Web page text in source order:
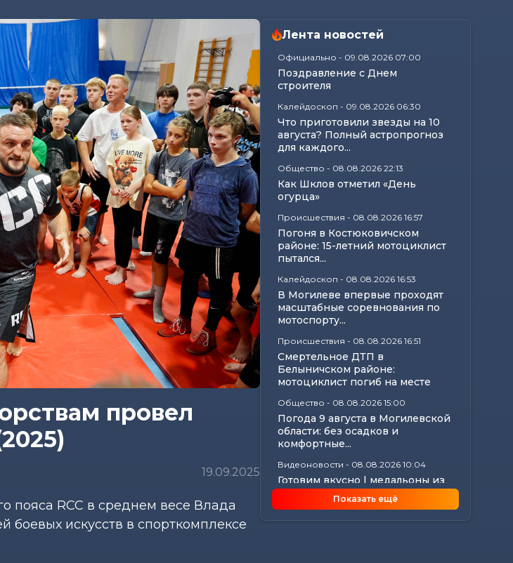
провел
19.09.2025
пояса RCC в среднем весе Влада
боевых искусств в спорткомплексе
Лента новостей
Официально - 09.08.2026 07:00
Поздравление с Днем
строителя
Калейдоскоп - 09.08.2026 06:30
Что приготовили звезды на 10
августа? Полный астропрогноз
для каждого...
Общество - 08.08.2026 22:13
Как Шклов отметил «День
огурца»
Происшествия - 08.08.2026 16:57
Погоня в Костюковичском
районе: 15-летний мотоциклист
пытался...
Калейдоскоп - 08.08.2026 16:53
В Могилеве впервые проходят
масштабные соревнования по
мотоспорту...
Происшествия - 08.08.2026 16:51
Смертельное ДТП в
Белыничском районе:
мотоциклист погиб на месте
Общество - 08.08.2026 15:00
Погода 9 августа в Могилевской
области: без осадков и
комфортные...
Видеоновости - 08.08.2026 10:04
Готовим вкусно | медальоны из
говядины, салат с баклажанами,
заливной...
Показать ещё